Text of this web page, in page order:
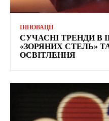
ІННОВАЦІЇ
СУЧАСНІ ТРЕНДИ В
«ЗОРЯНИХ СТЕЛЬ»
ОСВІТЛЕННЯ